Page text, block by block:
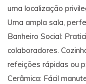
uma localização
Uma ampla sala,
Banheiro Social:
colaboradores.
refeições rápidas ou
Cerâmica: Fácil